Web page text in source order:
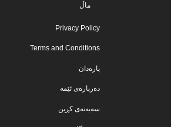
ماڵ
Privacy Policy
Terms and Conditions
پارەدان
دەربارەی ئێمە
سەبەتەی کڕین